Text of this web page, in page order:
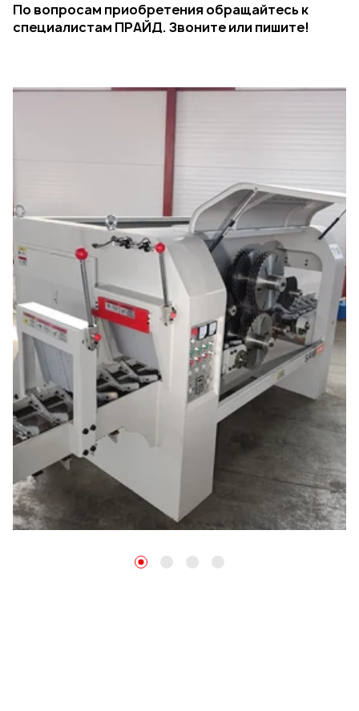
По вопросам приобретения обращайтесь к
специалистам ПРАЙД. Звоните или пишите!